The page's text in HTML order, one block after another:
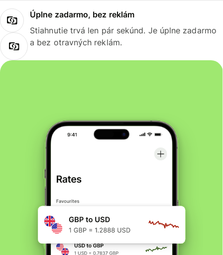
Úplne zadarmo, bez reklám
Stiahnutie trvá len pár sekúnd. Je úplne zadarmo
a bez otravných reklám.